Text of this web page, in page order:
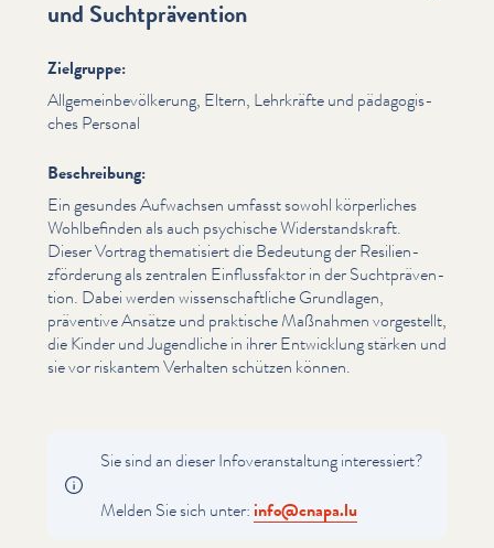
und Suchtprävention
Zielgruppe:
All­ge­mein­bevölkerung, Eltern, Lehrkräfte und päd­a­gogis­
ches Personal
Beschreibung:
Ein gesundes Aufwachsen umfasst sowohl kör­per­lich­es
Wohlbefind­en als auch psychische Wider­stand­skraft.
Dieser Vortrag the­ma­tisiert die Bedeutung der Resilien­
zförderung als zentralen Ein­flussfak­tor in der Sucht­präven­
tion. Dabei werden wis­senschaftliche Grundlagen,
präventive Ansätze und praktische Maßnahmen vorgestellt,
die Kinder und Jugendliche in ihrer Entwicklung stärken und
sie vor riskantem Verhalten schützen können.
Sie sind an dieser Infover­anstal­tung inter­essiert?
Melden Sie sich unter: info@​cnapa.​lu